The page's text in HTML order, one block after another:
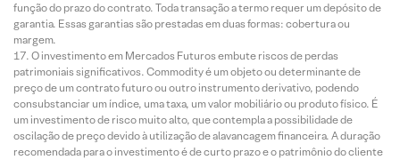
função do prazo do contrato. Toda transação a termo requer um depósito de
garantia. Essas garantias são prestadas em duas formas: cobertura ou
margem.
O investimento em Mercados Futuros embute riscos de perdas
patrimoniais significativos. Commodity é um objeto ou determinante de
preço de um contrato futuro ou outro instrumento derivativo, podendo
consubstanciar um índice, uma taxa, um valor mobiliário ou produto físico. É
um investimento de risco muito alto, que contempla a possibilidade de
oscilação de preço devido à utilização de alavancagem financeira. A duração
recomendada para o investimento é de curto prazo e o patrimônio do cliente